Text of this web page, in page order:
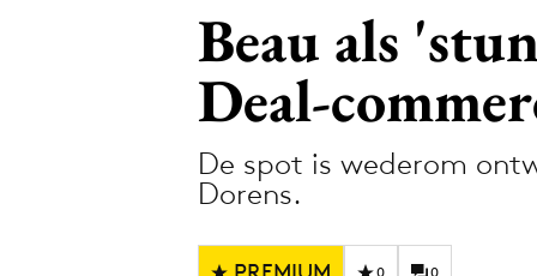
Design
Diversiteit
Beau als
Deal-
De spot is wederom
Dorens.
0 0